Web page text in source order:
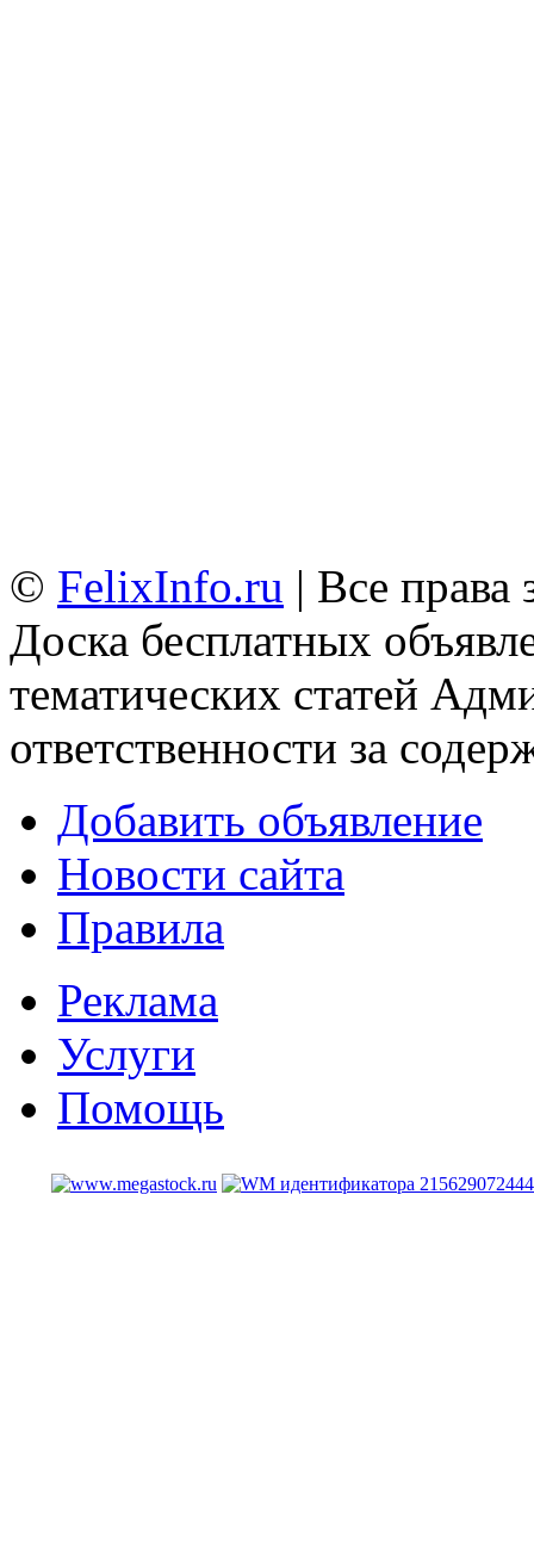
© FelixInfo.ru | Все
Доска бесплатных
тематических статей
ответственности за
Добавить объявление
Новости сайта
Правила
Реклама
Услуги
Помощь